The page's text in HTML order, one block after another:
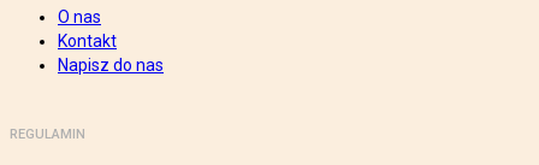
O nas
Kontakt
Napisz do nas
REGULAMIN